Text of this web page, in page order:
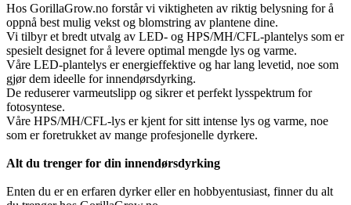
Hos GorillaGrow.no forstår vi viktigheten av riktig belysning for å
oppnå best mulig vekst og blomstring av plantene dine.
Vi tilbyr et bredt utvalg av LED- og HPS/MH/CFL-plantelys som er
spesielt designet for å levere optimal mengde lys og varme.
Våre LED-plantelys er energieffektive og har lang levetid, noe som
gjør dem ideelle for innendørsdyrking.
De reduserer varmeutslipp og sikrer et perfekt lysspektrum for
fotosyntese.
Våre HPS/MH/CFL-lys er kjent for sitt intense lys og varme, noe
som er foretrukket av mange profesjonelle dyrkere.
Alt du trenger for din innendørsdyrking
Enten du er en erfaren dyrker eller en hobbyentusiast, finner du alt